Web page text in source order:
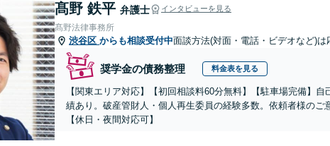
髙野 鉄平 弁護士 インタビューを見る
髙野法律事務所
渋谷区 からも相談受付中面談方法(対面・電話・ビデオなど)は
奨学金の債務整理 料金表を見る
【関東エリア対応】【初回相談料60分無料】【駐車場完備】
績あり。破産管財人・個人再生委員の経験多数。依頼者様の
【休日・夜間対応可】